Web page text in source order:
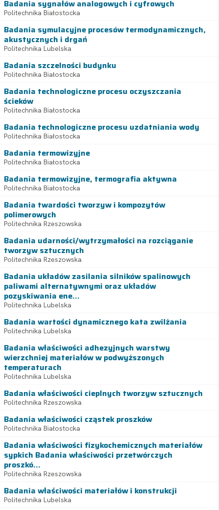
Badania sygnałów analogowych i cyfrowych
Politechnika Białostocka
Badania symulacyjne procesów termodynamicznych,
akustycznych i drgań
Politechnika Lubelska
Badania szczelności budynku
Politechnika Białostocka
Badania technologiczne procesu oczyszczania
ścieków
Politechnika Białostocka
Badania technologiczne procesu uzdatniania wody
Politechnika Białostocka
Badania termowizyjne
Politechnika Białostocka
Badania termowizyjne, termografia aktywna
Politechnika Białostocka
Badania twardości tworzyw i kompozytów
polimerowych
Politechnika Rzeszowska
Badania udarności/wytrzymałości na rozciąganie
tworzyw sztucznych
Politechnika Rzeszowska
Badania układów zasilania silników spalinowych
paliwami alternatywnymi oraz układów
pozyskiwania ene...
Politechnika Lubelska
Badania wartości dynamicznego kata zwilżania
Politechnika Lubelska
Badania właściwości adhezyjnych warstwy
wierzchniej materiałów w podwyższonych
temperaturach
Politechnika Lubelska
Badania właściwości cieplnych tworzyw sztucznych
Politechnika Rzeszowska
Badania właściwości cząstek proszków
Politechnika Białostocka
Badania właściwości fizykochemicznych materiałów
sypkich Badania właściwości przetwórczych
proszkó...
Politechnika Rzeszowska
Badania właściwości materiałów i konstrukcji
Politechnika Lubelska